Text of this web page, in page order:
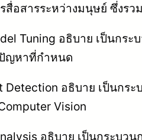
อสารระหว่างมนุษย์ ซึ่งร
Tuning อธิบาย เป็นกระ
ญหาที่กำหนด
Detection อธิบาย เป็นกร
Vision
อธิบาย เป็นกระบว